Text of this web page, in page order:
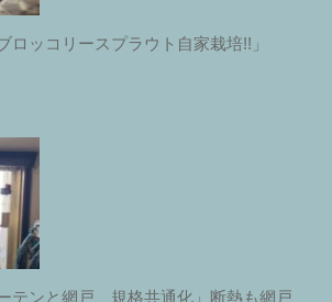
ロッコリースプラウト自家栽培!!」
テンと網戸、規格共通化」断熱も網戸